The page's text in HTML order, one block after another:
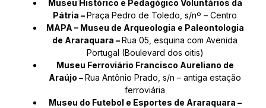
Museu Histórico e Pedagógico Voluntários da
Pátria –Praça Pedro de Toledo, s/nº – Centro
MAPA – Museu de Arqueologia e Paleontologia
de Araraquara –Rua 05, esquina com Avenida
Portugal (Boulevard dos oitis)
Museu Ferroviário Francisco Aureliano de
Araújo –Rua Antônio Prado, s/n – antiga estação
ferroviária
Museu do Futebol e Esportes de Araraquara –